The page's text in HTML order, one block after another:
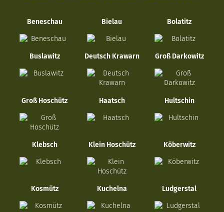
Beneschau Bielau Bolatitz
Buslawitz Deutsch Krawarn Groß Darkowitz
Groß Hoschütz Haatsch Hultschin
Klebsch Klein Hoschütz Köberwitz
Kosmütz Kuchelna Ludgerstal